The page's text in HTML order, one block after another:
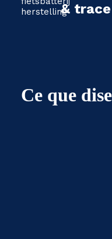
& trace
Ce que